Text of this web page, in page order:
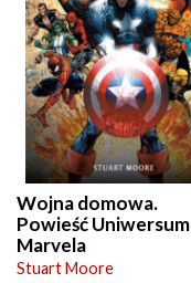
Wojna domowa.
Powieść Uniwersum
Marvela
Stuart Moore